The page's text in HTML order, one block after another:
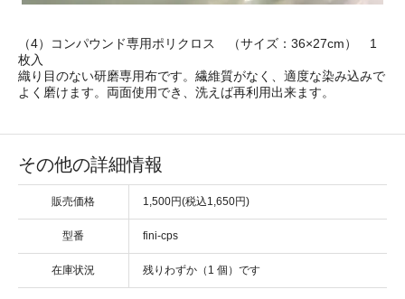
（4）コンパウンド専用ポリクロス （サイズ：36×27cm） 1
枚入
織り目のない研磨専用布です。繊維質がなく、適度な染み込みで
よく磨けます。両面使用でき、洗えば再利用出来ます。
その他の詳細情報
販売価格 1,500円(税込1,650円)
型番 fini-cps
在庫状況 残りわずか（1 個）です